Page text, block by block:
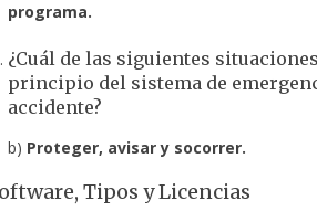
programa.
¿Cuál de las siguientes
principio del sistema de
accidente?
b) Proteger, avisar y socorrer.
Tipos y Licencias